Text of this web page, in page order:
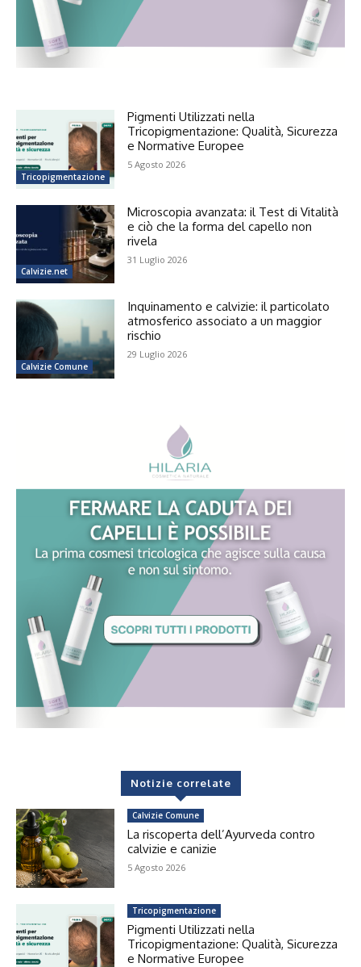
Tricopigmentazione
Pigmenti Utilizzati nella
Tricopigmentazione: Qualità, Sicurezza
e Normative Europee
5 Agosto 2026
Calvizie.net
Microscopia avanzata: il Test di Vitalità
e ciò che la forma del capello non
rivela
31 Luglio 2026
Calvizie Comune
Inquinamento e calvizie: il particolato
atmosferico associato a un maggior
rischio
29 Luglio 2026
Notizie correlate
Calvizie Comune
La riscoperta dell’Ayurveda contro
calvizie e canizie
5 Agosto 2026
Tricopigmentazione
Pigmenti Utilizzati nella
Tricopigmentazione: Qualità, Sicurezza
e Normative Europee